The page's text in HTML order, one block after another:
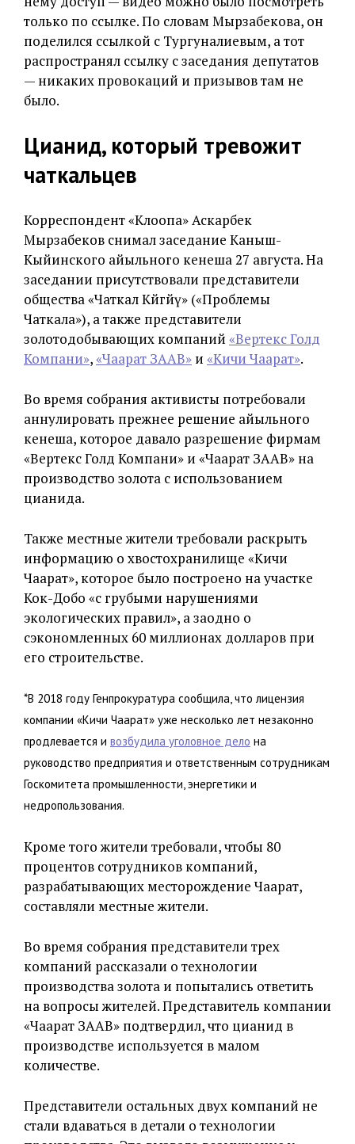
только по ссылке. По словам Мырзабекова, он
поделился ссылкой с Тургуналиевым, а тот
распространял ссылку с заседания депутатов
— никаких провокаций и призывов там не
было.
Цианид, который тревожит
чаткальцев
Корреспондент «Клоопа» Аскарбек
Мырзабеков снимал заседание Каныш-
Кыйинского айыльного кенеша 27 августа. На
заседании присутствовали представители
общества «Чаткал Көйгөйү» («Проблемы
Чаткала»), а также представители
золотодобывающих компаний «Вертекс Голд
Компани»,«Чаарат ЗААВ» и «Кичи Чаарат».
Во время собрания активисты потребовали
аннулировать прежнее решение айыльного
кенеша, которое давало разрешение фирмам
«Вертекс Голд Компани» и «Чаарат ЗААВ» на
производство золота с использованием
цианида.
Также местные жители требовали раскрыть
информацию о хвостохранилище «Кичи
Чаарат», которое было построено на участке
Кок-Добо «с грубыми нарушениями
экологических правил», а заодно о
сэкономленных 60 миллионах долларов при
его строительстве.
*В 2018 году Генпрокуратура сообщила, что лицензия
компании «Кичи Чаарат» уже несколько лет незаконно
продлевается и возбудила уголовное дело на
руководство предприятия и ответственным сотрудникам
Госкомитета промышленности, энергетики и
недропользования.
Кроме того жители требовали, чтобы 80
процентов сотрудников компаний,
разрабатывающих месторождение Чаарат,
составляли местные жители.
Во время собрания представители трех
компаний рассказали о технологии
производства золота и попытались ответить
на вопросы жителей. Представитель компании
«Чаарат ЗААВ» подтвердил, что цианид в
производстве используется в малом
количестве.
Представители остальных двух компаний не
стали вдаваться в детали о технологии